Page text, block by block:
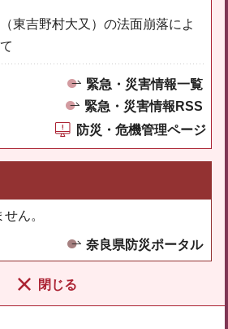
東吉野村大又）の法面崩落によ
緊急・災害情報一覧
緊急・災害情報RSS
防災・危機管理ページ
ん。
奈良県防災ポータル
閉じる